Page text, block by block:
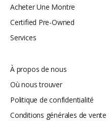
Acheter Une Montre
Certified Pre-Owned
Services
À propos de nous
Où nous trouver
Politique de confidentialité
Conditions générales de vente